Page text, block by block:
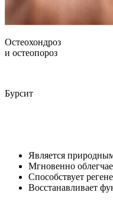
Остеохондроз
и остеопороз
Бурсит
Является
Мгновенно
Способствует
Восстанавливает